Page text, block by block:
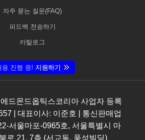
자주 묻는 질문(FAQ)
피드백 전송하기
카탈로그
용 진행 중! 지원하기
드몬드옵틱스코리아 사업자 등록
| 대표이사: 이준호 | 통신판매업
서울마포-0965호, 서울특별시 마
로 21, 7층 (서교동, 풍성빌딩)